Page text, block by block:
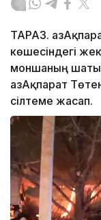
ТАРАЗ.
көшесіндегі
моншаның
ҚазАқпарат
сілтеме жасап.